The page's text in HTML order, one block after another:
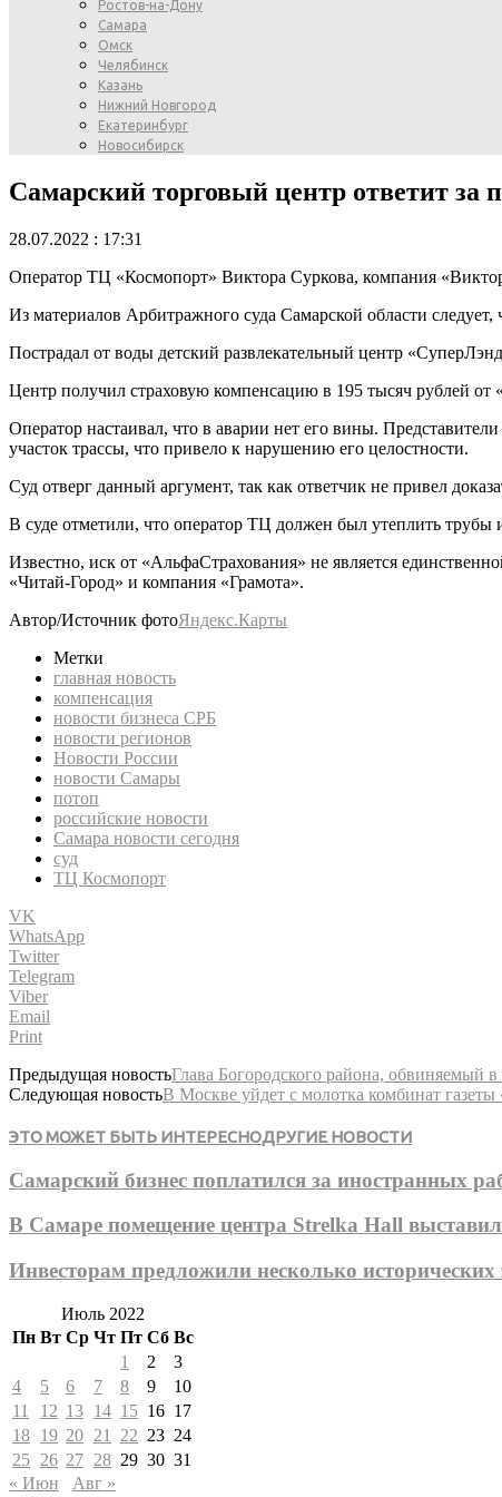
Ростов-на-Дону
Самара
Омск
Челябинск
Казань
Нижний Новгород
Екатеринбург
Новосибирск
Самарский торговый центр ответит за
28.07.2022 : 17:31
Оператор ТЦ «Космопорт» Виктора Суркова, компания
Из материалов Арбитражного суда Самарской области
Пострадал от воды детский развлекательный центр
Центр получил страховую компенсацию в 195 тысяч рублей от
Оператор настаивал, что в аварии нет его вины.
участок трассы, что привело к нарушению его целостности.
Суд отверг данный аргумент, так как ответчик не привел
В суде отметили, что оператор ТЦ должен был утеплить трубы
Известно, иск от «АльфаСтрахования» не является
«Читай-Город» и компания «Грамота».
Автор/Источник фотоЯндекс.Карты
Метки
главная новость
компенсация
новости бизнеса СРБ
новости регионов
Новости России
новости Самары
потоп
российские новости
Самара новости сегодня
суд
ТЦ Космопорт
VK
WhatsApp
Twitter
Telegram
Viber
Email
Print
Предыдущая новостьГлава Богородского района, обвиняемый
Следующая новостьВ Москве уйдет с молотка комбинат газеты
ЭТО МОЖЕТ БЫТЬ ИНТЕРЕСНОДРУГИЕ НОВОСТИ
Самарский бизнес поплатился за иностранных
В Самаре помещение центра Strelka Hall
Инвесторам предложили несколько
Июль 2022
Пн Вт Ср Чт Пт Сб Вс
1
2
3
4
5 6 7 8 9
10
11
12 13 14 15 16 17
18 19 20 21 22 23 24
25 26 27 28 29 30 31
« Июн
Авг »